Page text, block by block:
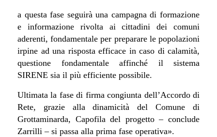
a questa fase seguirà una campagna di formazione
e informazione rivolta ai cittadini dei comuni
aderenti, fondamentale per preparare le popolazioni
irpine ad una risposta efficace in caso di calamità,
questione fondamentale affinché il sistema
SIRENE sia il più efficiente possibile.
Ultimata la fase di firma congiunta dell’Accordo di
Rete, grazie alla dinamicità del Comune di
Grottaminarda, Capofila del progetto – conclude
Zarrilli – si passa alla prima fase operativa».